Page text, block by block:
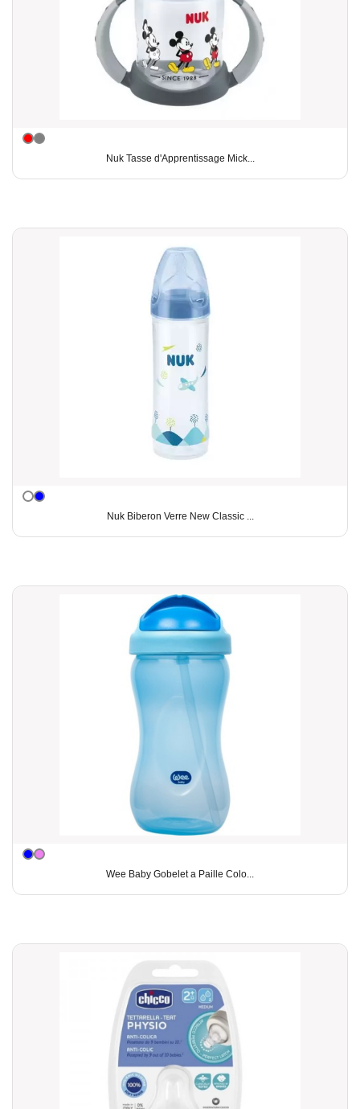
Nuk Tasse d'Apprentissage Mick...
Nuk Biberon Verre New Classic ...
Wee Baby Gobelet a Paille Colo...